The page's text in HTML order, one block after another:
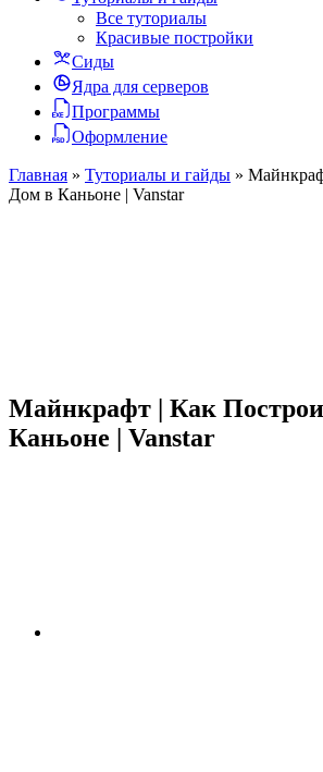
Все туториалы
Красивые постройки
Сиды
Ядра для серверов
Программы
Оформление
Главная » Туториалы и гайды »
Дом в Каньоне | Vanstar
Майнкрафт | Как
Каньоне | Vanstar